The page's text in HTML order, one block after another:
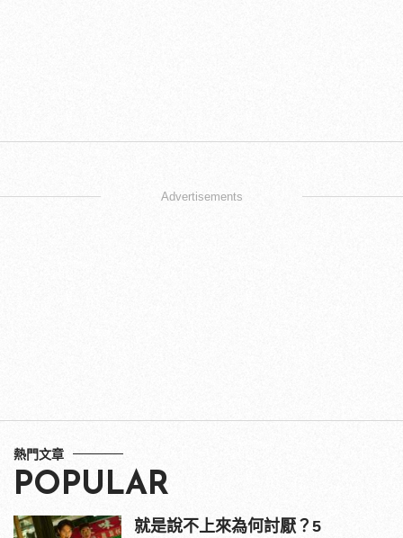
Advertisements
熱門文章
POPULAR
就是說不上來為何討厭？5